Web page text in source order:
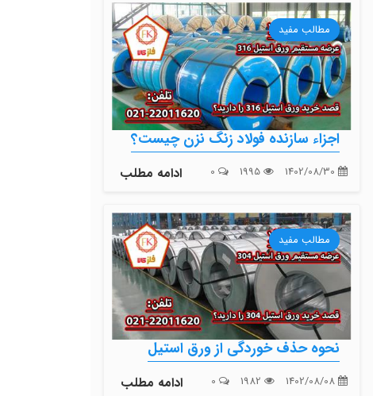
مطالب مفید
اجزاء سازنده فولاد زنگ نزن چیست؟
ادامه مطلب
مطالب مفید
نحوه حذف خوردگی از ورق استیل
ادامه مطلب